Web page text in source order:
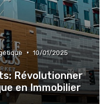
• 10/01/2025
Révolutionner
en Immobilier